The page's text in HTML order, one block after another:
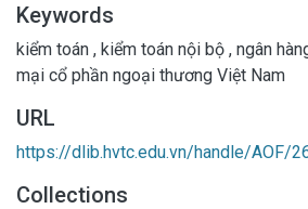
Keywords
kiểm toán , kiểm toán nội bộ , ngân
mại cổ phần ngoại thương Việt Nam
URL
https://dlib.hvtc.edu.vn/handle/AOF/
Collections